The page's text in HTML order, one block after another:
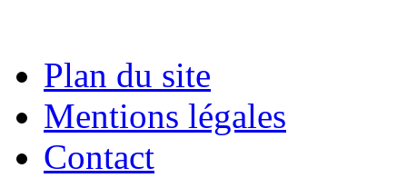
Plan du site
Mentions légales
Contact